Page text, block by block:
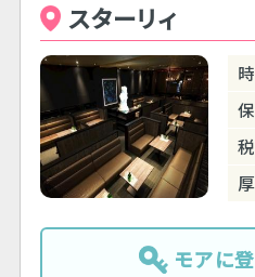
スターリィ
税
モアに